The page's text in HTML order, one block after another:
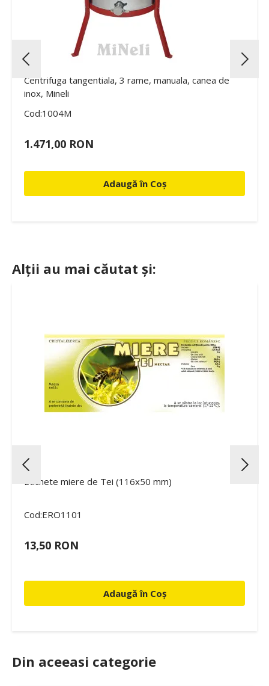
Centrifuga tangentiala, 3 rame, manuala, canea de
inox, Mineli
Cod:1004M
1.471,00 RON
Adaugă în Coș
Alții au mai căutat și:
Etichete miere de Tei (116x50 mm)
Cod:ERO1101
13,50 RON
Adaugă în Coș
Din aceeasi categorie